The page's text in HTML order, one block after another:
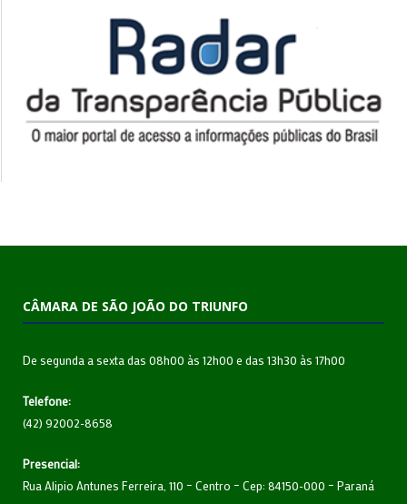
CÂMARA DE SÃO JOÃO DO TRIUNFO
De segunda a sexta das 08h00 às 12h00 e das 13h30 às 17h00
Telefone:
(42) 92002-8658
Presencial:
Rua Alipio Antunes Ferreira, 110 – Centro – Cep: 84150-000 – Paraná